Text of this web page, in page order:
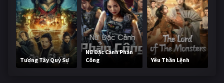
Tương Tây Quỷ Sự
Nữ Đặc Cảnh Phản
Công
Yêu Thần Lệnh